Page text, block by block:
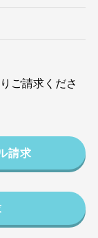
ご請求くださ
請求